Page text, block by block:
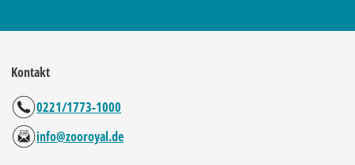
Kontakt
0221/1773-1000
info@zooroyal.de